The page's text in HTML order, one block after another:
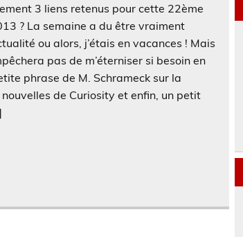
3 liens retenus pour cette 22ème
? La semaine a du être vraiment
ou alors, j’étais en vacances ! Mais
pas de m’éterniser si besoin en
phrase de M. Schrameck sur la
nouvelles de Curiosity et enfin, un petit